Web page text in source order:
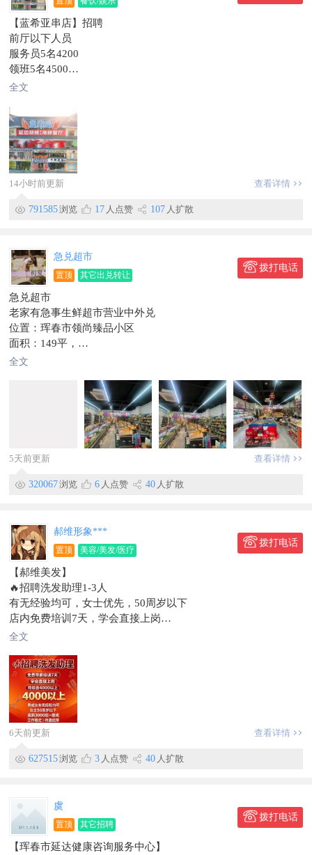
老店世纪公馆店138****7898
信息有效期到10月12日
安康人事部：151~4338~9338
信息有效期到2026/09/01
联系时，请说明在【珲春圈】看到的~
【蓝希亚串店】招聘
前厅以下人员
服务员5名4200
领班5名4500
保洁1名3800
办会员卡奖，
生日奖励
绩效奖
福利奖等等待遇优厚。
厨房人员如下
厨师1名，底薪8000
凉菜师傅1名底薪5000
以上人员公休两天，满勤奖200
电话：136～3069～8234
工作地点珲春
信息有效期到10月24
联系时，请说明在珲春圈看到的
全文
14小时前更新 查看详情
791585浏览 17 人点赞 107 人扩散
急兑超市
置顶 其它出兑转让
拨打电话
急兑超市
老家有急事生鲜超市营业中外兑
位置：珲春市领尚臻品小区
面积：149平，
货品齐全，设备齐全（含恒温库库/收银系统/货品/货架等）
流水大，营业额也够用啊
非诚勿扰，联系我
电话：131****0555
此条信息在【珲春圈】独家发布，不得转载。
全文
5天前更新 查看详情
320067浏览 6 人点赞 40 人扩散
郝维形象***
置顶 美容/美发/医疗
拨打电话
【郝维美发】
🔥招聘洗发助理1-3人
有无经验均可，女士优先，50周岁以下
店内免费培训7天，学会直接上岗
底薪3000起+提成，月综合4000以上
电话微信同步183****3678
地址，珲春金台花园门市
信息有效期到2026/10/08
此条信息在【珲春圈】独家发布，不得转载。
全文
6天前更新 查看详情
627515浏览 3 人点赞 40 人扩散
虞
置顶 其它招聘
拨打电话
【珲春市延达健康咨询服务中心】